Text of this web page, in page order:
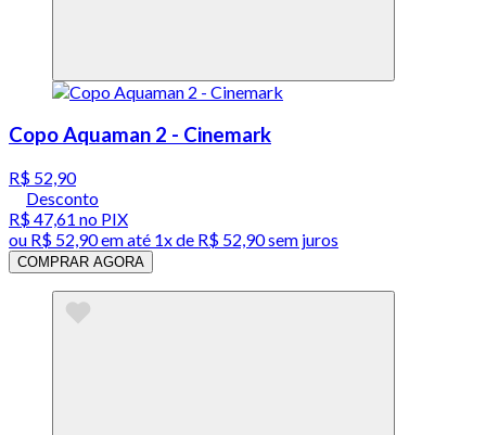
Copo Aquaman 2 - Cinemark
R$ 52,90
Desconto
R$ 47,61 no PIX
ou R$ 52,90em até 1x de R$ 52,90sem juros
COMPRAR AGORA